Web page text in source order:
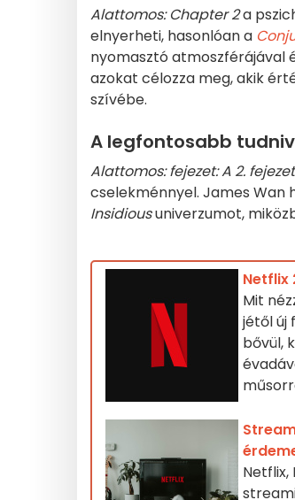
Alattomos: Chapter 2a
elnyerheti, hasonlóan a
nyomasztó atmoszférájával
azokat célozza meg, akik
szívébe.
A legfontosabb
Alattomos: fejezet: A 2. fejezet
cselekménnyel. James
Insidiousuniverzumot,
Netflix
Mit
jétől új
bővül,
Netflix,